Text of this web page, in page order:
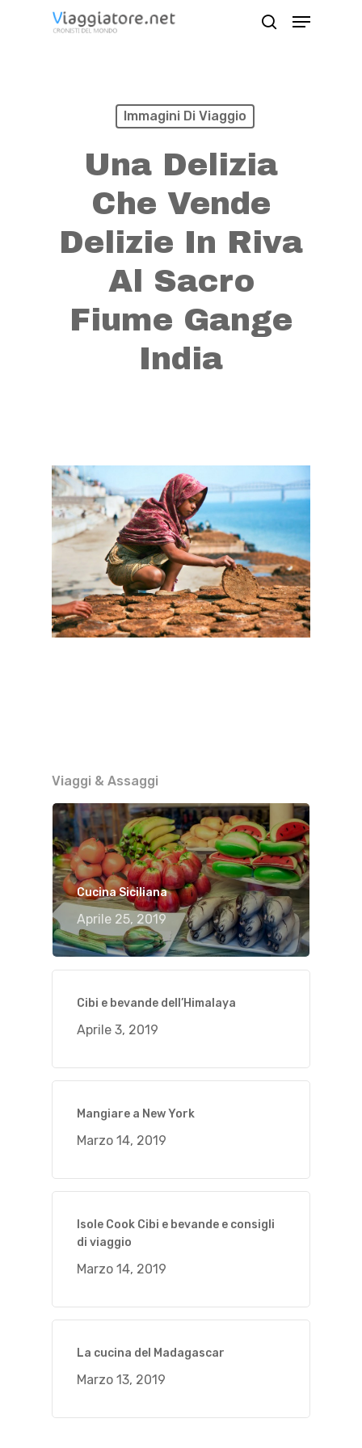
Menu
Immagini Di Viaggio
Una Delizia
Che Vende
Delizie In Riva
Al Sacro
Fiume Gange
India
Viaggi & Assaggi
Cucina Siciliana
Aprile 25, 2019
Cibi e bevande dell’Himalaya
Aprile 3, 2019
Mangiare a New York
Marzo 14, 2019
Isole Cook Cibi e bevande e consigli
di viaggio
Marzo 14, 2019
La cucina del Madagascar
Marzo 13, 2019